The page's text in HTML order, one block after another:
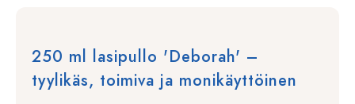
250 ml lasipullo 'Deborah' –
tyylikäs, toimiva ja monikäyttöinen